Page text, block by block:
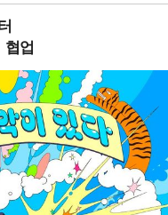
협업